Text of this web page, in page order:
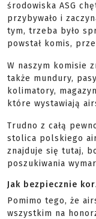
środowiska ASG
przybywało i
tym, trzeba było
powstał komis,
W naszym komisie
także mundury,
kolimatory,
które wystawiają
Trudno z całą
stolica polskiego
znajduje się tutaj,
poszukiwania
Jak bezpiecznie
Pomimo tego, że
wszystkim na